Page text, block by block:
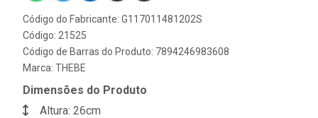
Código do Fabricante: G117011481202S
Código: 21525
Código de Barras do Produto: 7894246983608
Marca: THEBE
Dimensões do Produto
Altura: 26cm